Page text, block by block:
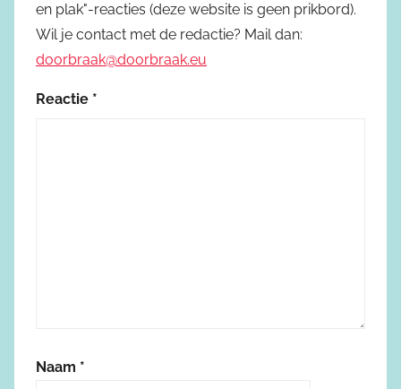
en plak"-reacties (deze website is geen prikbord).
Wil je contact met de redactie? Mail dan:
doorbraak@doorbraak.eu
Reactie *
Naam *